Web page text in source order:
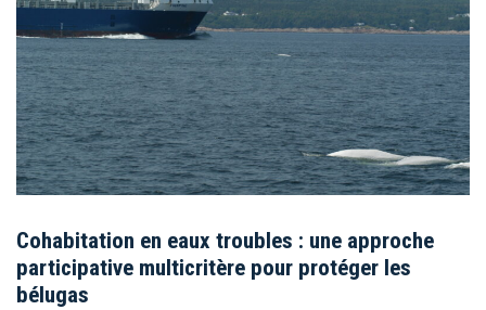
Cohabitation en eaux troubles : une approche
participative multicritère pour protéger les
bélugas